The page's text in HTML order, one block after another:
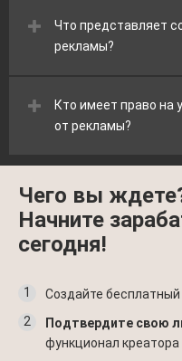
Что представляет
рекламы?
Кто имеет право на
от рекламы?
Чего вы
Начните
сегодня!
1
Создайте
2
Подтвердите свою
функционал креатора